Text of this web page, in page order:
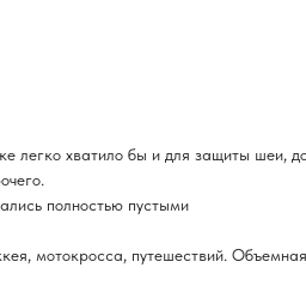
легко хватило бы и для защиты шеи,
полностью пустыми
мотокросса, путешествий.